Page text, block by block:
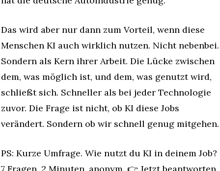
Das wird aber nur dann zum Vorteil, wenn diese
Menschen KI auch wirklich nutzen. Nicht nebenbei.
Sondern als Kern ihrer Arbeit. Die Lücke zwischen
dem, was möglich ist, und dem, was genutzt wird,
schließt sich. Schneller als bei jeder Technologie
zuvor. Die Frage ist nicht, ob KI diese Jobs
verändert. Sondern ob wir schnell genug mitgehen.
PS: Kurze Umfrage. Wie nutzt du KI in deinem Job?